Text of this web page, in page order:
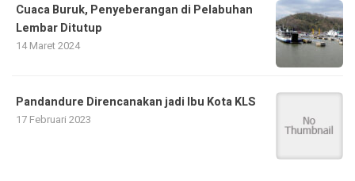
Cuaca Buruk, Penyeberangan di Pelabuhan
Lembar Ditutup
14 Maret 2024
Pandandure Direncanakan jadi Ibu Kota KLS
17 Februari 2023